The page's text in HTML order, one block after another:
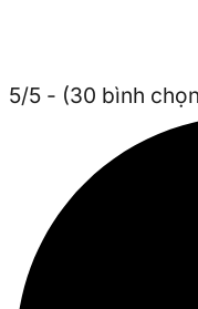
5/5 - (30 bình